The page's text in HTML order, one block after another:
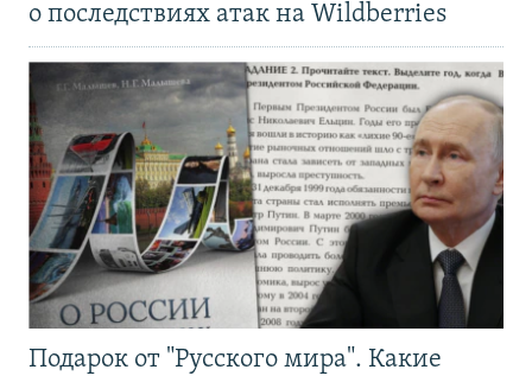
о последствиях атак на Wildberries
Подарок от "Русского мира". Какие